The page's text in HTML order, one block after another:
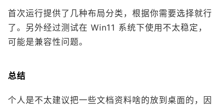
首次运行提供了几种布局分类，根据你需要选择就行
了。另外经过测试在 Win11 系统下使用不太稳定，
可能是兼容性问题。
总结
个人是不太建议把一些文档资料啥的放到桌面的，因